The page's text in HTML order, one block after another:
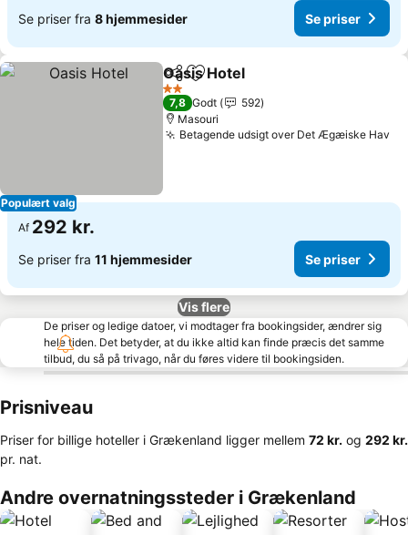
Se priser fra 8 hjemmesider Se priser
Populært valg
Del Føj til favoritter
Oasis Hotel
2 Stjerner
7,8 Godt
592
Masouri
Betagende udsigt over Det Ægæiske Hav
Af 292 kr.
Se priser fra 11 hjemmesider Se priser
Vis flere
De priser og ledige datoer, vi modtager fra bookingsider, ændrer sig
hele tiden. Det betyder, at du ikke altid kan finde præcis det samme
tilbud, du så på trivago, når du føres videre til bookingsiden.
Prisniveau
Priser for billige hoteller i Grækenland ligger mellem ‎72 kr. og ‎292 kr.
pr. nat.
Andre overnatningssteder i Grækenland